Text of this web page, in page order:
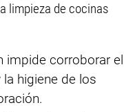
limpieza de cocinas